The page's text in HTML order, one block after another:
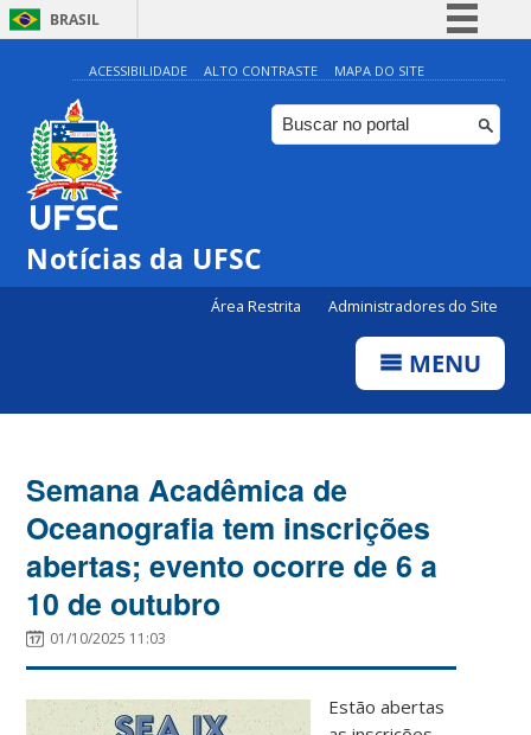
BRASIL
Simplifique!
Comunica BR
Participe
ACESSIBILIDADE ALTO CONTRASTE MAPA DO SITE
Notícias da UFSC
Área Restrita Administradores do Site
MENU
Semana Acadêmica de
Oceanografia tem inscrições
abertas; evento ocorre de 6 a
10 de outubro
01/10/2025 11:03
Estão abertas